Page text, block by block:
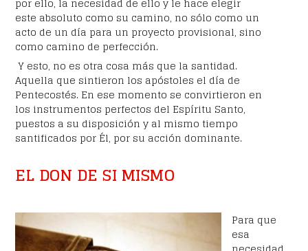
este absoluto como su camino, no sólo como un
acto de un día para un proyecto provisional, sino
como camino de perfección.
Y esto, no es otra cosa más que la santidad.
Aquella que sintieron los apóstoles el día de
Pentecostés. En ese momento se convirtieron en
los instrumentos perfectos del Espíritu Santo,
puestos a su disposición y al mismo tiempo
santificados por Él, por su acción dominante.
EL DON DE SI MISMO
Para que
esa